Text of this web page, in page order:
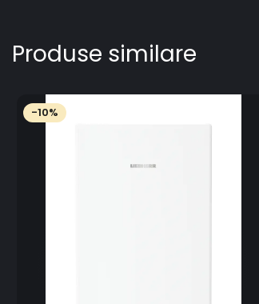
Produse similare
-10%